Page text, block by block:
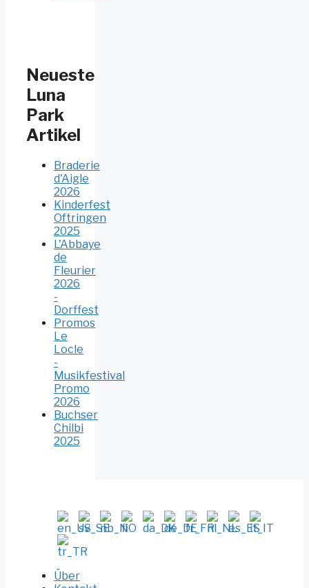
Neueste
Luna
Park
Artikel
Braderie
d'Aigle
2026
Kinderfest
Oftringen
2025
L'Abbaye
de
Fleurier
2026
-
Dorffest
Promos
Le
Locle
-
Musikfestival
Promo
2026
Buchser
Chilbi
2025
Über